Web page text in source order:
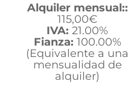
Alquiler mensual::
115,00€
IVA: 21.00%
Fianza: 100.00%
(Equivalente a una
mensualidad de
alquiler)